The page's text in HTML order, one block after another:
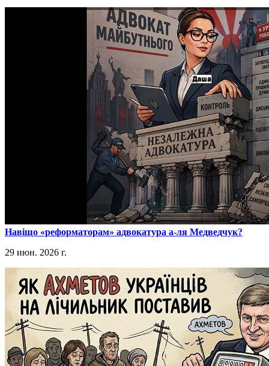
​Навіщо «реформаторам» адвокатура а-ля Медведчук?
29 июн. 2026 г.